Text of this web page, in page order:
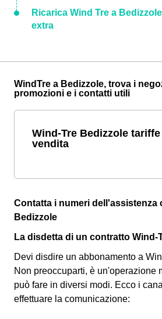
Ricarica Wind Tre a
extra
WindTre a Bedizzole, trova i
promozioni e i contatti utili
Wind-Tre Bedizzole
vendita
Contatta i numeri dell'assistenza
Bedizzole
La disdetta di un contratto Wind-
Devi disdire un abbonamento a
Non preoccuparti, è un'operazione
può fare in diversi modi. Ecco i
effettuare la comunicazione: